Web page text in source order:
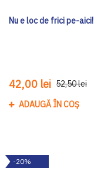
Nu e loc de frici pe-aici!
42,00 lei 52,50 lei
ADAUGĂ ÎN COȘ
-20%